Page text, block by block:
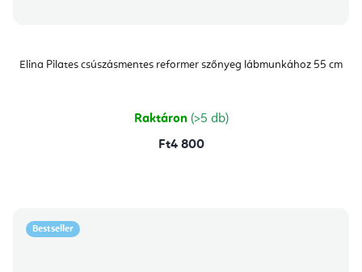
Elina Pilates csúszásmentes reformer szőnyeg lábmunkához 55 cm
Raktáron (>5 db)
Ft4 800
Bestseller